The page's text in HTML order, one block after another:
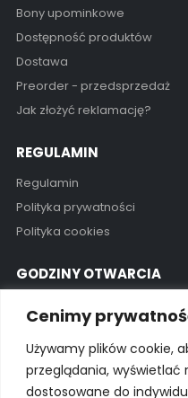
Cenimy
Używamy plików cookie,
przeglądania, wyświetlać
dostosowane do
Bony upominkowe
Dostępność produktów
Dostawa
Preorder - przedsprzedaż
Jak złożyć reklamację?
REGULAMIN
Regulamin
Polityka prywatności
Polityka cookies
GODZINY OTWARCIA
Kontakt